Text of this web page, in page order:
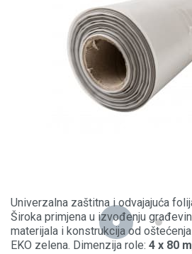
Univerzalna zaštitna i odvajajuća
Široka primjena u izvođenju
materijala i konstrukcija od
EKO zelena. Dimenzija role: 4 x 80 m